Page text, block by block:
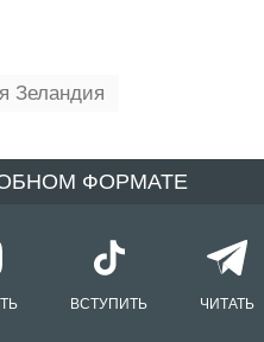
Зеландия
ФОРМАТЕ
ВСТУПИТЬ ЧИТАТЬ